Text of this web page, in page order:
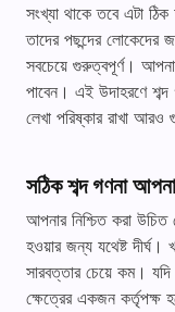
সংখ্যা থাকে তবে এটা
তাদের পছন্দের লোকেদের
সবচেয়ে গুরুত্বপূর্ণ।
পাবেন। এই উদাহরণে
লেখা পরিষ্কার রাখা আরও
সঠিক শব্দ গণনা
আপনার নিশ্চিত করা উচিত
হওয়ার জন্য যথেষ্ট দীর্ঘ।
সারবত্তার চেয়ে কম।
ক্ষেত্রের একজন কর্তৃপক্ষ